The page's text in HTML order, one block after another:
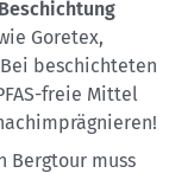
Goretex,
beschichteten
freie Mittel
Bergtour muss